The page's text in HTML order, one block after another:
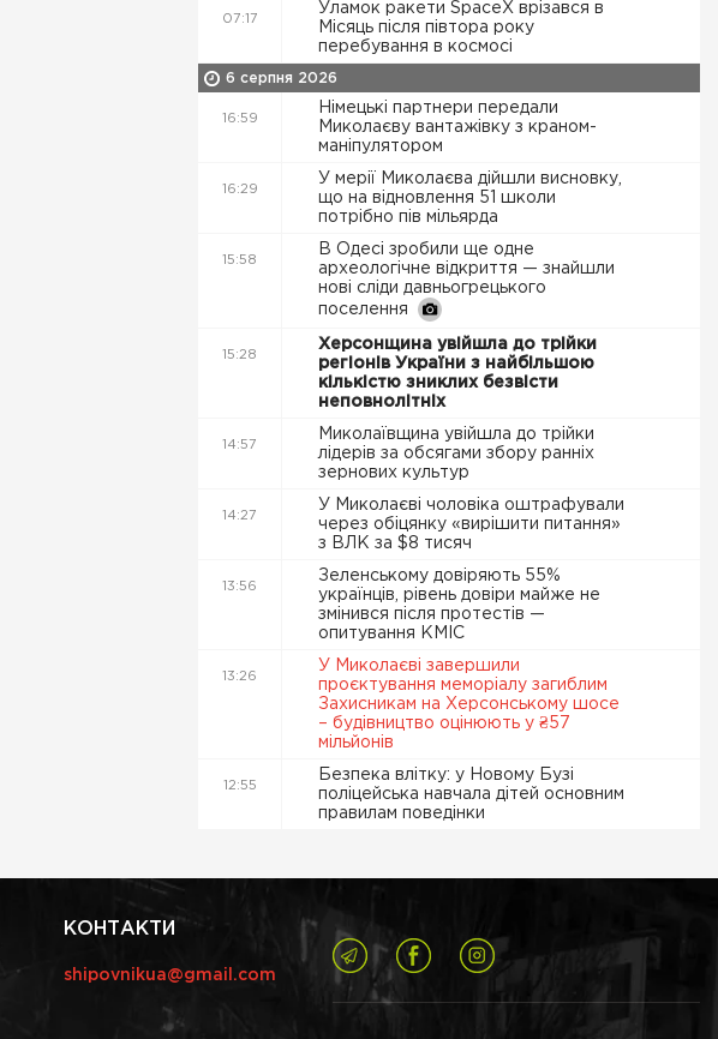
07:17
Уламок ракети SpaceX врізався в
Місяць після півтора року
перебування в космосі
6 серпня 2026
16:59
Німецькі партнери передали
Миколаєву вантажівку з краном-
маніпулятором
16:29
У мерії Миколаєва дійшли висновку,
що на відновлення 51 школи
потрібно пів мільярда
15:58
В Одесі зробили ще одне
археологічне відкриття — знайшли
нові сліди давньогрецького
поселення
15:28
Херсонщина увійшла до трійки
регіонів України з найбільшою
кількістю зниклих безвісти
неповнолітніх
14:57
Миколаївщина увійшла до трійки
лідерів за обсягами збору ранніх
зернових культур
14:27
У Миколаєві чоловіка оштрафували
через обіцянку «вирішити питання»
з ВЛК за $8 тисяч
13:56
Зеленському довіряють 55%
українців, рівень довіри майже не
змінився після протестів —
опитування КМІС
13:26
У Миколаєві завершили
проєктування меморіалу загиблим
Захисникам на Херсонському шосе
– будівництво оцінюють у ₴57
мільйонів
12:55
Безпека влітку: у Новому Бузі
поліцейська навчала дітей основним
правилам поведінки
КОНТАКТИ
shipovnikua@gmail.com